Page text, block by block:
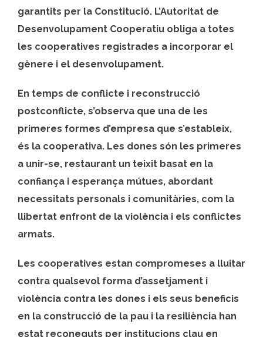
garantits per la Constitució. L’Autoritat de
Desenvolupament Cooperatiu obliga a totes
les cooperatives registrades a incorporar el
gènere i el desenvolupament.
En temps de conflicte i reconstrucció
postconflicte, s’observa que una de les
primeres formes d’empresa que s’estableix,
és la cooperativa. Les dones són les primeres
a unir-se, restaurant un teixit basat en la
confiança i esperança mútues, abordant
necessitats personals i comunitàries, com la
llibertat enfront de la violència i els conflictes
armats.
Les cooperatives estan compromeses a lluitar
contra qualsevol forma d’assetjament i
violència contra les dones i els seus beneficis
en la construcció de la pau i la resiliència han
estat reconeguts per institucions clau en